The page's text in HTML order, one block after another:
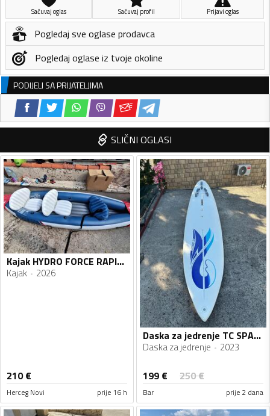
Sačuvaj oglas Sačuvaj profil Prijavi oglas
Pogledaj sve oglase prodavca
Pogledaj oglase iz tvoje okoline
PODIJELI SA PRIJATELJIMA
SLIČNI OGLASI
Kajak HYDRO FORCE RAPID X3 KAYAK SET
Kajak 2026
210€
Herceg Novi prije 16 h
Daska za jedrenje TC SPACER
Daska za jedrenje 2023
199 € 250€
Bar prije 2 dana